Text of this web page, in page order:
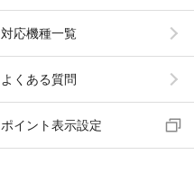
対応機種一覧
よくある質問
ポイント表示設定